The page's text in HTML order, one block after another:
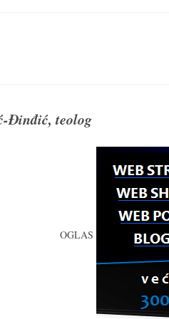
Đinđić, teolog
OGLAS